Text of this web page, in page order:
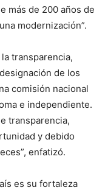
más de 200 años de
modernización”.
transparencia,
de los
comisión nacional
e independiente.
transparencia,
y debido
enfatizó.
es su fortaleza